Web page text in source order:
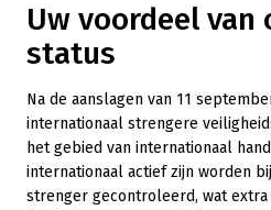
Uw voordeel van
status
Na de aanslagen van 11
internationaal strengere
het gebied van internationaal
internationaal actief zijn worden
strenger gecontroleerd, wat extra